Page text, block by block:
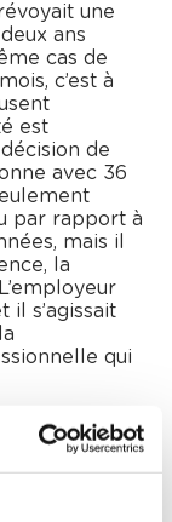
une
ans
cas de
c’est à
est
de
avec 36
par rapport à
mais il
la
il s’agissait
qui
?